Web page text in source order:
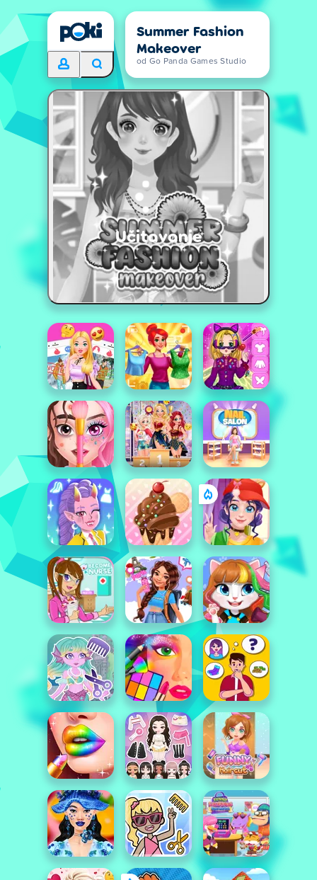
Summer Fashion
Makeover
od Go Panda Games Studio
Učitavanje